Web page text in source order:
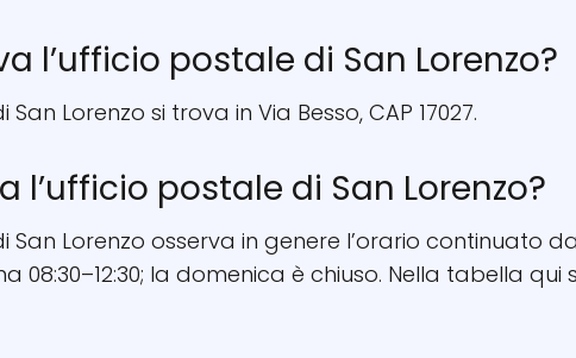
l’ufficio postale di San Lorenzo?
San Lorenzo si trova in Via Besso, CAP 17027.
l’ufficio postale di San Lorenzo?
San Lorenzo osserva in genere l’orario continuato
08:30–12:30; la domenica è chiuso. Nella tabella